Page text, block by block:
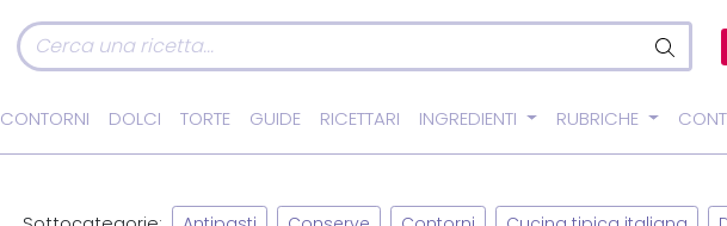
CONTORNI DOLCI TORTE GUIDE RICETTARI INGREDIENTI RUBRICHE